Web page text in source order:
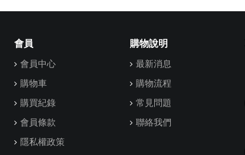
會員
會員中心
購物車
購買紀錄
會員條款
隱私權政策
購物說明
最新消息
購物流程
常見問題
聯絡我們